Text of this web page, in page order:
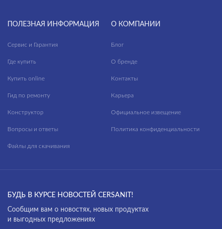
ПОЛЕЗНАЯ ИНФОРМАЦИЯ
Сервис и Гарантия
Где купить
Купить online
Гид по ремонту
Конструктор
Вопросы и ответы
Файлы для скачивания
О КОМПАНИИ
Блог
О бренде
Контакты
Карьера
Официальное извещение
Политика конфиденциальности
БУДЬ В КУРСЕ НОВОСТЕЙ CERSANIT!
Cообщим вам о новостях, новых продуктах
и выгодных предложениях